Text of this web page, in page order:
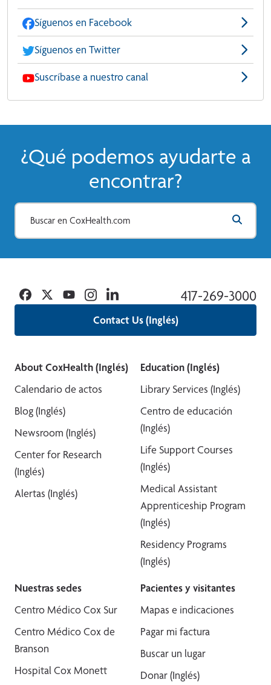
Síguenos en Facebook
Síguenos en Twitter
Suscríbase a nuestro canal
¿Qué podemos ayudarte a
encontrar?
Contact Us (Inglés)
417-269-3000
Facebook
TwitterYouTubeInstagramLinkedin
About CoxHealth (Inglés)
Calendario de actos
Blog (Inglés)
Newsroom (Inglés)
Center for Research
(Inglés)
Alertas (Inglés)
Education (Inglés)
Library Services (Inglés)
Centro de educación
(Inglés)
Life Support Courses
(Inglés)
Medical Assistant
Apprenticeship Program
(Inglés)
Residency Programs
(Inglés)
Nuestras sedes
Centro Médico Cox Sur
Centro Médico Cox de
Branson
Hospital Cox Monett
Pacientes y visitantes
Mapas e indicaciones
Pagar mi factura
Buscar un lugar
Donar (Inglés)